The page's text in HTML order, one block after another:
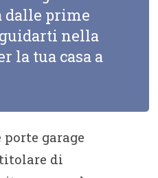
dalle prime
nella
la tua casa a
garage
di